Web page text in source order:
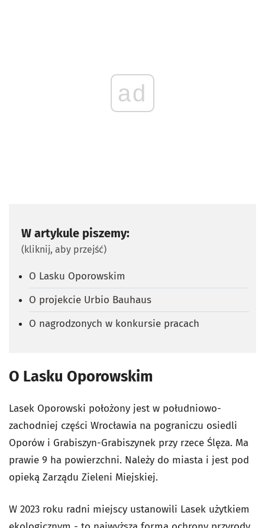
ad
W artykule piszemy:
(kliknij, aby przejść)
O Lasku Oporowskim
O projekcie Urbio Bauhaus
O nagrodzonych w konkursie pracach
O Lasku Oporowskim
Lasek Oporowski położony jest w południowo-
zachodniej części Wrocławia na pograniczu osiedli
Oporów i Grabiszyn-Grabiszynek przy rzece Ślęza. Ma
prawie 9 ha powierzchni. Należy do miasta i jest pod
opieką Zarządu Zieleni Miejskiej.
W 2023 roku radni miejscy ustanowili Lasek użytkiem